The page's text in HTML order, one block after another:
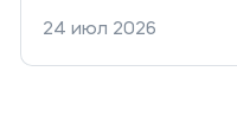
24 июл 2026